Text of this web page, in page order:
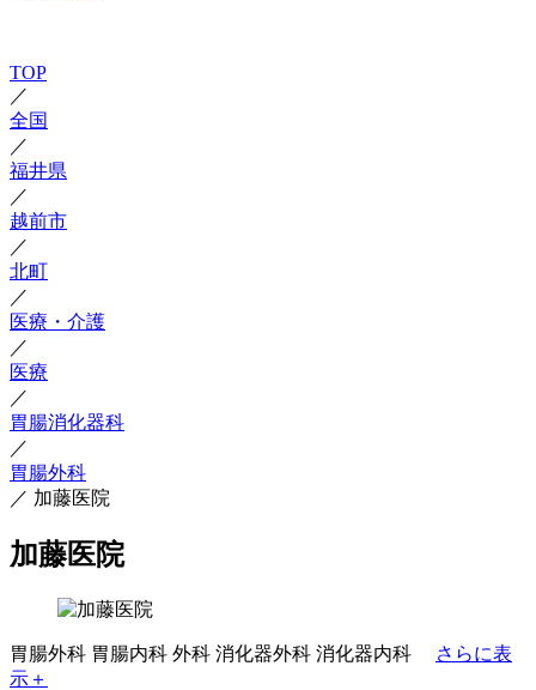
TOP
／
全国
／
福井県
／
越前市
／
北町
／
医療・介護
／
医療
／
胃腸消化器科
／
胃腸外科
／ 加藤医院
加藤医院
胃腸外科 胃腸内科 外科 消化器外科 消化器内科
さらに表
示＋